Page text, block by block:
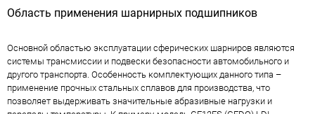
Область применения шарнирных подшипников
Основной областью эксплуатации сферических шарниров являются
системы трансмиссии и подвески безопасности автомобильного и
другого транспорта. Особенность комплектующих данного типа –
применение прочных стальных сплавов для производства, что
позволяет выдерживать значительные абразивные нагрузки и